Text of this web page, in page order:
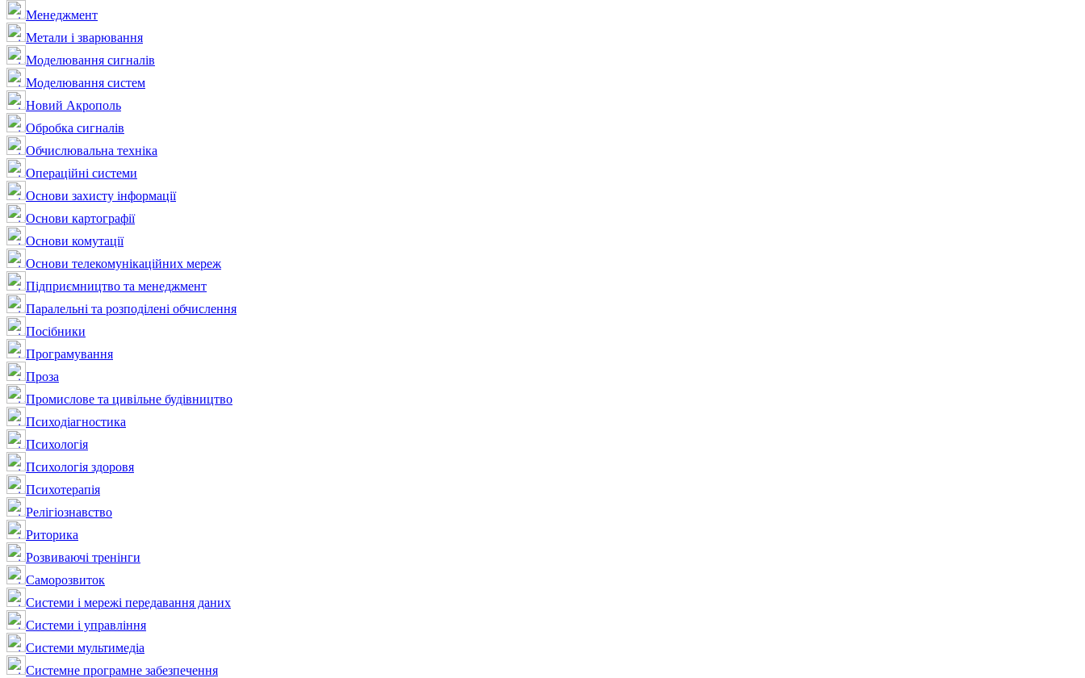
Менеджмент
Метали і зварювання
Моделювання сигналів
Моделювання систем
Новий Акрополь
Обробка сигналів
Обчислювальна техніка
Операційні системи
Основи захисту інформації
Основи картографії
Основи комутації
Основи телекомунікаційних мереж
Підприємництво та менеджмент
Паралельні та розподілені обчислення
Посібники
Програмування
Проза
Промислове та цивільне будівництво
Психодіагностика
Психологія
Психологія здоровя
Психотерапія
Релігіознавство
Риторика
Розвиваючі тренінги
Саморозвиток
Системи і мережі передавання даних
Системи і управління
Системи мультимедіа
Системне програмне забезпечення